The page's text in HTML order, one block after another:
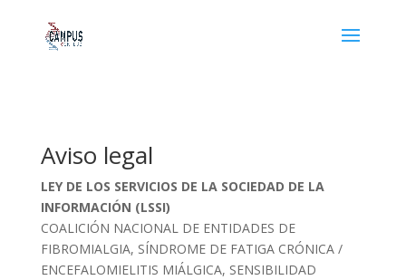
Aviso legal
LEY DE LOS SERVICIOS DE LA SOCIEDAD DE LA
INFORMACIÓN (LSSI)
COALICIÓN NACIONAL DE ENTIDADES DE
FIBROMIALGIA, SÍNDROME DE FATIGA CRÓNICA /
ENCEFALOMIELITIS MIÁLGICA, SENSIBILIDAD